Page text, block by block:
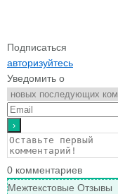
Подписаться
авторизуйтесь
Уведомить о
0 комментариев
Межтекстовые Отзывы